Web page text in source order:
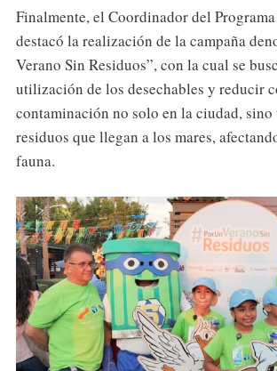
Finalmente, el Coordinador del
destacó la realización de la campaña
Verano Sin Residuos”, con la cual se
utilización de los desechables y reducir
contaminación no solo en la ciudad, sino
residuos que llegan a los mares,
fauna.